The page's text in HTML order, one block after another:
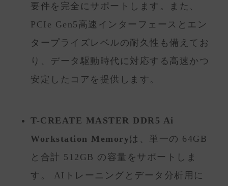
要件を完全にサポートします。また、
PCIe Gen5高速インターフェースとエン
タープライズレベルの耐久性も備えてお
り、データ駆動時代に対応する高速かつ
安定したコアを提供します。
T-CREATE MASTER DDR5 Ai
Workstation Memoryは、単一の 64GB
と合計 512GB の容量をサポートしま
す。 AIトレーニングとデータ分析用に